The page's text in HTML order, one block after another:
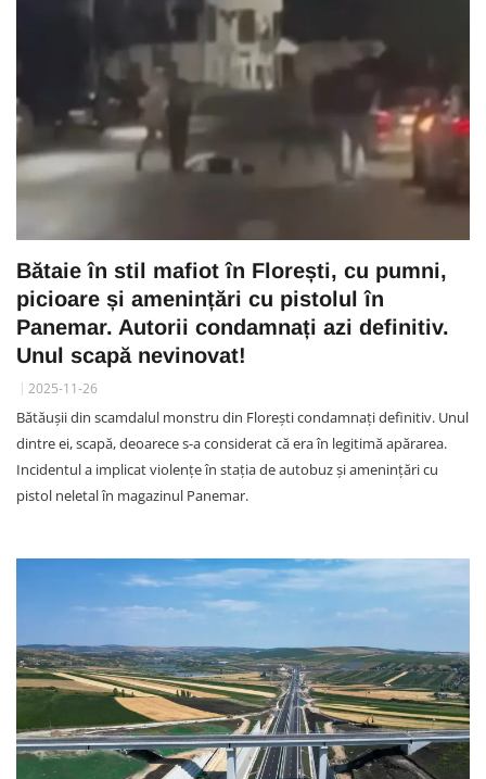
Bătaie în stil mafiot în Florești, cu pumni,
picioare și amenințări cu pistolul în
Panemar. Autorii condamnați azi definitiv.
Unul scapă nevinovat!
2025-11-26
Bătăușii din scamdalul monstru din Florești condamnați definitiv. Unul
dintre ei, scapă, deoarece s-a considerat că era în legitimă apărarea.
Incidentul a implicat violențe în stația de autobuz și amenințări cu
pistol neletal în magazinul Panemar.